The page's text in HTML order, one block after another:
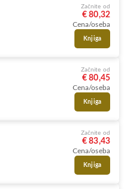
Začnite od
€ 80,32
Cena/oseba
Knjiga
Začnite od
€ 80,45
Cena/oseba
Knjiga
Začnite od
€ 83,43
Cena/oseba
Knjiga